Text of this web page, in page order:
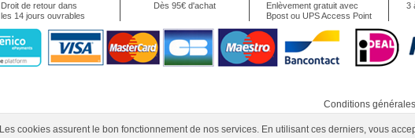
Droit de retour dans
les 14 jours ouvrables
Dès 95€ d'achat
Enlèvement gratuit avec
Bpost ou UPS Access Point
3
Conditions
Les cookies assurent le bon fonctionnement de nos services. En utilisant ces derniers, vous